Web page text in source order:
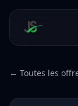
← Toutes les